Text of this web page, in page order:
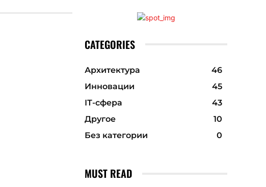
CATEGORIES
Архитектура
46
Инновации
45
ІТ-сфера
43
Другое
10
Без категории
0
MUST READ